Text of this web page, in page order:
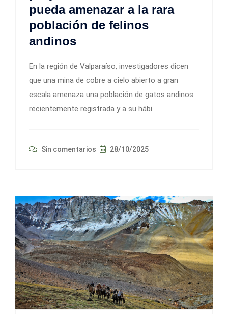
pueda amenazar a la rara
población de felinos
andinos
En la región de Valparaíso, investigadores dicen
que una mina de cobre a cielo abierto a gran
escala amenaza una población de gatos andinos
recientemente registrada y a su hábi
Sin comentarios 28/10/2025